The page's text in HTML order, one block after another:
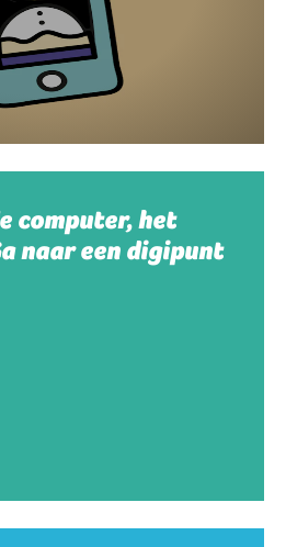
computer, het
naar een digipunt